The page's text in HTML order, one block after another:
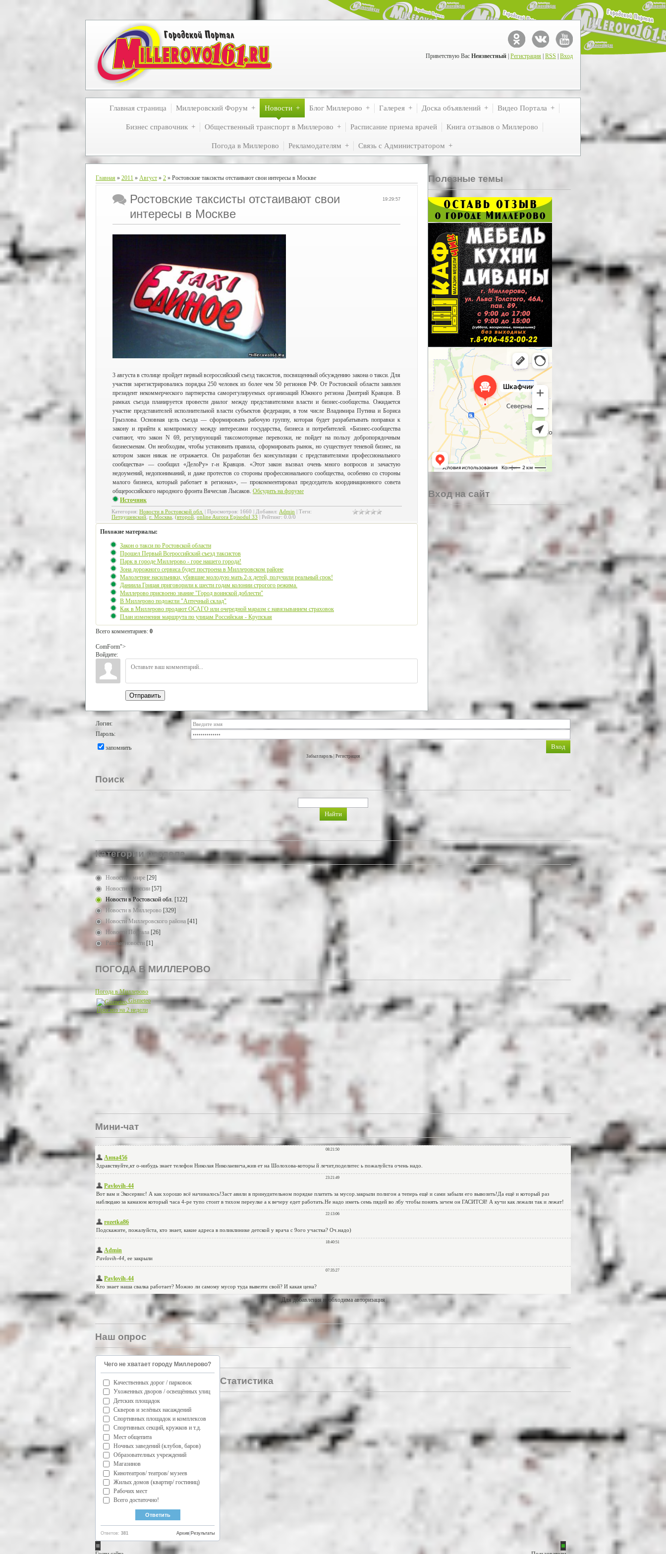
Приветствую Вас Неизвестный Регистрация RSS Вход
Главная страница Миллеровский Форум Новости Блог Миллерово Галерея Доска объявлений Видео Портала
Бизнес справочник Общественный транспорт в Миллерово Расписание приема врачей Книга отзывов о Миллерово
Погода в Миллерово Рекламодателям Связь с Администратором
Главная » 2011 » Август » 2 » Ростовские таксисты отстаивают свои интересы в Москве
19:29:57
Ростовские таксисты отстаивают свои
интересы в Москве
3 августа в столице пройдет первый всероссийский съезд таксистов, посвященный обсуждению закона о такси. Для
участия зарегистрировались порядка 250 человек из более чем 50 регионов РФ. От Ростовской области заявлен
президент некоммерческого партнерства саморегулируемых организаций Южного региона Дмитрий Кравцов. В
рамках съезда планируется провести диалог между представителями власти и бизнес-сообщества. Ожидается
участие представителей исполнительной власти субъектов федерации, в том числе Владимира Путина и Бориса
Грызлова. Основная цель съезда — сформировать рабочую группу, которая будет разрабатывать поправки к
закону и прийти к компромиссу между интересами государства, бизнеса и потребителей. «Бизнес-сообщества
считают, что закон N 69, регулирующий таксомоторные перевозки, не пойдет на пользу добропорядочным
бизнесменам. Он необходим, чтобы установить правила, сформировать рынок, но существует теневой бизнес, на
котором закон никак не отражается. Он разработан без консультации с представителями профессионального
сообщества» — сообщил «ДелоРу» г-н Кравцов. «Этот закон вызвал очень много вопросов и зачастую
недоумений, недопониманий, и даже протестов со стороны профессионального сообщества, особенно со стороны
малого бизнеса, который работает в регионах», — прокомментировал председатель координационного совета
общероссийского народного фронта Вячеслав Лысаков. Обсудить на форуме
Источник
Категория: Новости в Ростовской обл. Просмотров: 1660 Добавил: Admin Теги:
Петрушевский г. Москва (второй online Aurora Episodul 33 Рейтинг: 0.0/0
Похожие материалы:
Закон о такси по Ростовской области
Прошел Первый Всероссийский съезд таксистов
Парк в городе Миллерово - горе нашего города!
Зона дорожного сервиса будет построена в Миллеровском районе
Малолетние насильники, убившие молодую мать 2-х детей, получили реальный срок!
Даниила Грицая приговорили к шести годам колонии строгого режима.
Миллерово присвоено звание "Город воинской доблести"
В Миллерово подожгли "Аптечный склад"
Как в Миллерово продают ОСАГО или очередной маразм с навязыванием страховок
План изменения маршрута по улицам Российская - Крупская
Всего комментариев: 0
ComForm">
Войдите:
Отправить
Полезные темы
Вход на сайт
Логин:
Пароль:
запомнить
Забыл пароль Регистрация
Поиск
Категории раздела
Новости в мире [29]
Новости в России [57]
Новости в Ростовской обл. [122]
Новости в Миллерово [329]
Новости Миллеровского района [41]
Новости Портала [26]
Разные новости [1]
ПОГОДА В МИЛЛЕРОВО
Погода в Миллерово
Gismeteo
Прогноз на 2 недели
Мини-чат
Для добавления необходима авторизация
Наш опрос
Чего не хватает городу Миллерово?
Качественных дорог / парковок
Ухоженных дворов / освещённых улиц
Детских площадок
Скверов и зелёных насаждений
Спортивных площадок и комплексов
Спортивных секций, кружков и т.д.
Мест общепита
Ночных заведений (клубов, баров)
Образователных учреждений
Магазинов
Кинотеатров/ театров/ музеев
Жилых домов (квартир/ гостиниц)
Рабочих мест
Всего достаточно!
Ответов: 381 Результаты
Архив
Статистика